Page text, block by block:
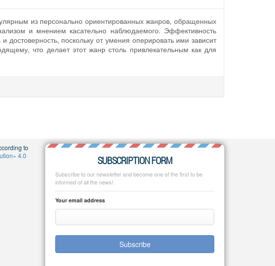
из персонально ориентированных жанров, обращенных
и мнением касательно наблюдаемого. Эффективность
достоверность, поскольку от умения оперировать ими зависит
что делает этот жанр столь привлекательным как для
to
4.0
SUBSCRIPTION FORM
Subscribe to our newsletter and become one of the first to be
informed of all the news!
Your email address
Subscribe